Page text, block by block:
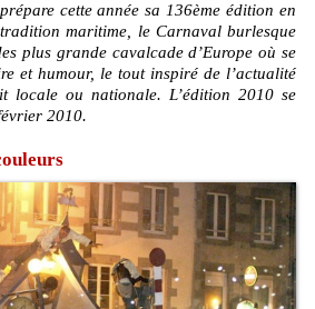
cette année sa 136ème édition en
maritime, le Carnaval burlesque
plus grande cavalcade d’Europe où se
et humour, le tout inspiré de l’actualité
locale ou nationale. L’édition 2010 se
2010.